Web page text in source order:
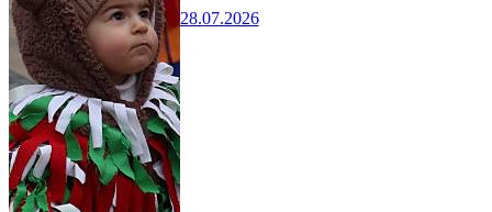
28.07.2026